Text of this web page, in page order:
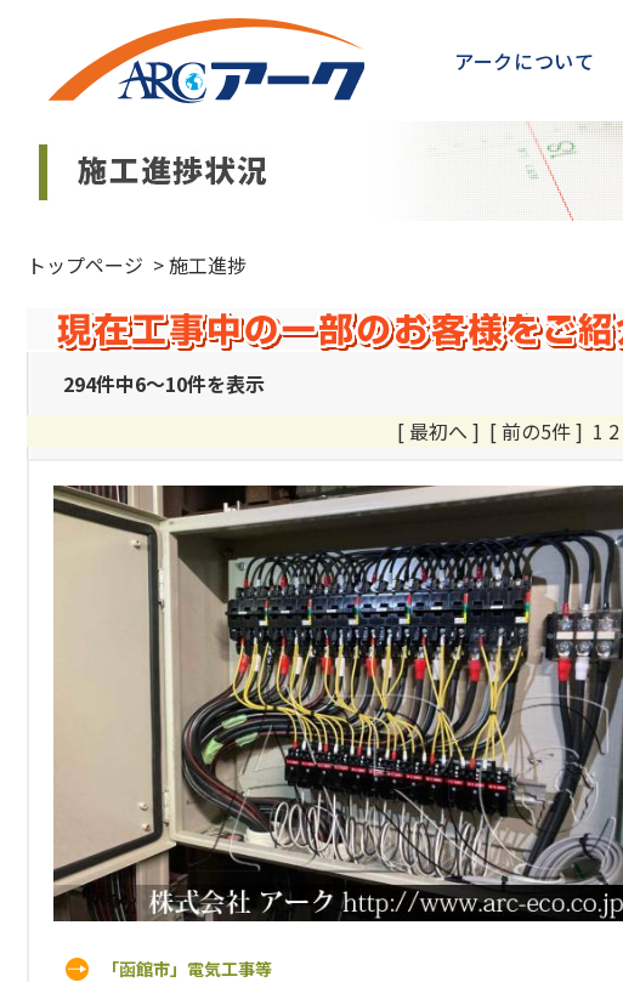
アークについて
トップページ >施工進捗
294件中6～10件を表示
[ 最初へ ] [ 前の5件 ] 1 2
「函館市」電気工事等